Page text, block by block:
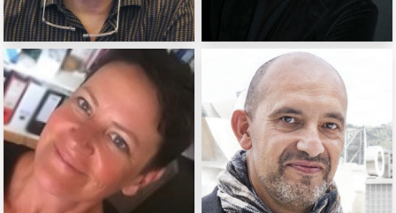
Auteur (Argentine)
Miguel Angel Diani
Auteur, scénariste
(Italie)
Andrea Purgatori